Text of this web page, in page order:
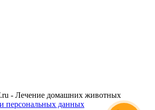
- Лечение домашних животных
персональных данных